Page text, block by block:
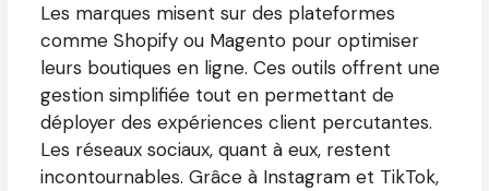
Les marques misent sur des plateformes
comme Shopify ou Magento pour optimiser
leurs boutiques en ligne. Ces outils offrent une
gestion simplifiée tout en permettant de
déployer des expériences client percutantes.
Les réseaux sociaux, quant à eux, restent
incontournables. Grâce à Instagram et TikTok,